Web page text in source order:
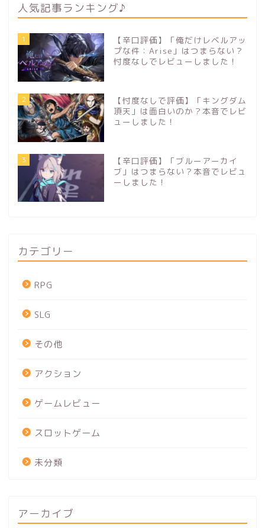
人気記事ランキング♪
1
【辛口評価】「俺だけレベルアッ
プな件：Arise」はつまらない？
忖度なしでレビューしました！
2
【忖度なしで評価】「キングダム
頂天」は面白いのか？本音でレビ
ューしました！
3
【辛口評価】「ブルーアーカイ
ブ」はつまらない？本音でレビュ
ーしました！
カテゴリー
RPG
SLG
その他
アクション
ゲームレビュー
スロットゲーム
未分類
アーカイブ